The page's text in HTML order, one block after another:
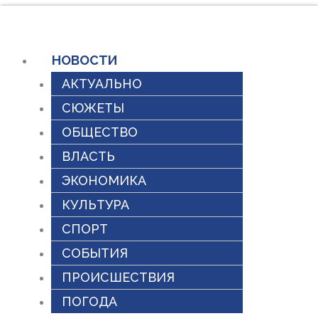
содержимомуНОВОСТИ
АКТУАЛЬНО
СЮЖЕТЫ
ОБЩЕСТВО
ВЛАСТЬ
ЭКОНОМИКА
КУЛЬТУРА
СПОРТ
СОБЫТИЯ
ПРОИСШЕСТВИЯ
ПОГОДА